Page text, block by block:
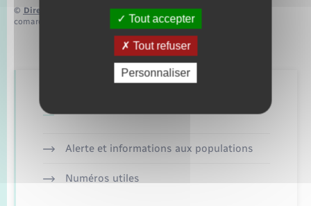
© Direction de l’information légale et administrative
comarquage developpé parbaseo.io
Alerte et informations aux populations
Numéros utiles
Tout accepter
Tout refuser
Personnaliser